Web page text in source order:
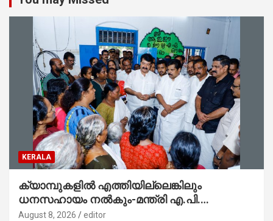
KERALA
ക്യാമ്പുകളിൽ എത്തിയില്ലെങ്കിലും
ധനസഹായം നൽകും-മന്ത്രി എ.പി.
അനിൽകുമാർ
August 8, 2026 editor